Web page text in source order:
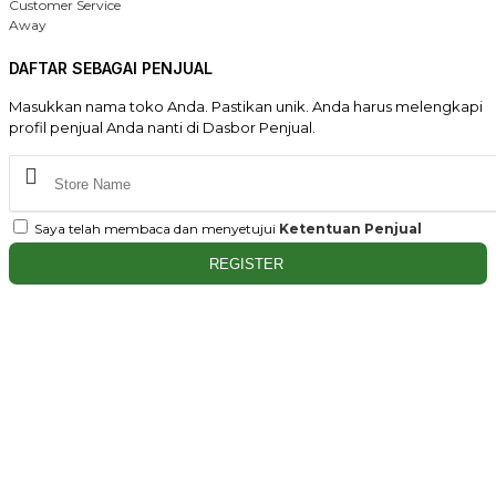
Customer Service
Away
DAFTAR SEBAGAI PENJUAL
Masukkan nama toko Anda. Pastikan unik. Anda harus melengkapi
profil penjual Anda nanti di Dasbor Penjual.
Saya telah membaca dan menyetujui Ketentuan Penjual
REGISTER